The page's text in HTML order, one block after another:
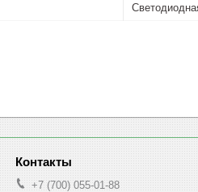
+7 (700) 055-01-88